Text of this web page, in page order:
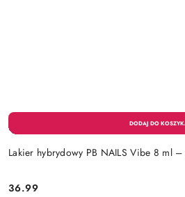
Lakier hybrydowy PB NAILS Vibe 8 ml
36.99